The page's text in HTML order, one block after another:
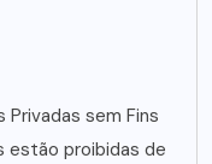
sem Fins
estão proibidas de